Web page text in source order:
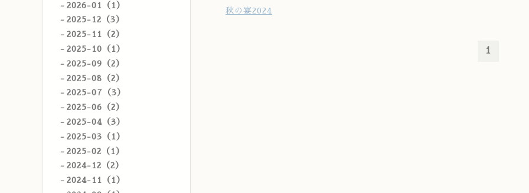
2026-01（1）
2025-12（3）
2025-11（2）
2025-10（1）
2025-09（2）
2025-08（2）
2025-07（3）
2025-06（2）
2025-04（3）
2025-03（1）
2025-02（1）
2024-12（2）
2024-11（1）
秋の宴2024
1